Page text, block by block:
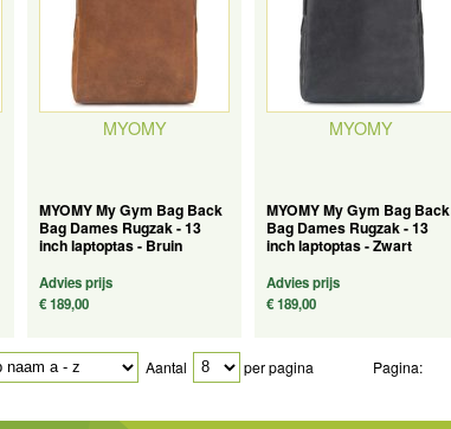
MYOMY
MYOMY My Gym Bag Back
Bag Dames Rugzak - 13
inch laptoptas - Bruin
Advies prijs
€ 189,00
MYOMY
MYOMY My Gym Bag Back
Bag Dames Rugzak - 13
inch laptoptas - Zwart
Advies prijs
€ 189,00
Aantal per pagina Pagina: